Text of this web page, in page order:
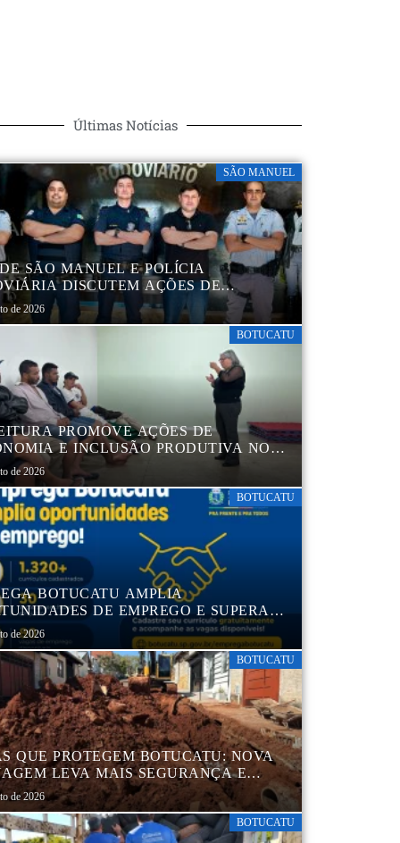
Últimas Notícias
SÃO MANUEL
SÃO MANUEL E POLÍCIA
DISCUTEM AÇÕES DE
E SEGURANÇA NO TRÂNSITO
de 2026
BOTUCATU
PROMOVE AÇÕES DE
E INCLUSÃO PRODUTIVA NO
POP VIDA
de 2026
BOTUCATU
BOTUCATU AMPLIA
DE EMPREGO E SUPERA
CURRÍCULOS CADASTRADOS
de 2026
BOTUCATU
QUE PROTEGEM BOTUCATU: NOVA
LEVA MAIS SEGURANÇA E
AOS MORADORES DA
5
de 2026
BOTUCATU